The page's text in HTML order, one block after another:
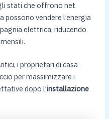
stati che offrono net
possono vendere l’energia
elettrica, riducendo
i proprietari di casa
per massimizzare i
dopo l’installazione